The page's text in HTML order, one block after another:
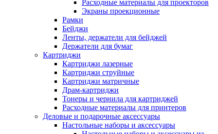
Расходные материалы для проекторов
Экраны проекционные
Рамки
Бейджи
Ленты, держатели для бейджей
Держатели для бумаг
Картриджи
Картриджи лазерные
Картриджи струйные
Картриджи матричные
Драм-картриджи
Тонеры и чернила для картриджей
Расходные материалы для принтеров
Деловые и подарочные аксессуары
Настольные наборы и аксессуары